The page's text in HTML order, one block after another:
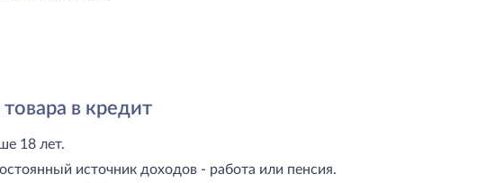
в кредит
18 лет.
источник доходов - работа или пенсия.